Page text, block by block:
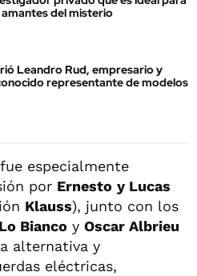
amantes del misterio
Leandro Rud, empresario y
representante de modelos
fue especialmente
por Ernesto y Lucas
Klauss), junto con los
Bianco y Oscar Albrieu
alternativa y
eléctricas,